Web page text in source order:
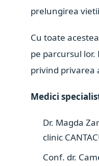
prelungirea
Cu toate
pe parcursul
privind privarea
Medici
Dr. Magda
clinic
Conf. dr.